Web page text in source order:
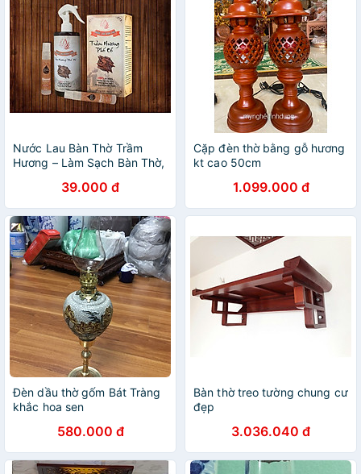
Nước Lau Bàn Thờ Trầm
Hương – Làm Sạch Bàn Thờ,
Thủy, Mang Lại Tài Lộc
Thịnh Vượng Cho Bàn Thờ
Thần Tài Ông Địa - HÀNG
CHÍNH HÃNG MINIIN
39.000 đ
Cặp đèn thờ bằng gỗ hương
kt cao 50cm
1.099.000 đ
Đèn dầu thờ gốm Bát Tràng
khắc hoa sen
580.000 đ
Bàn thờ treo tường chung cư
đẹp
3.036.040 đ